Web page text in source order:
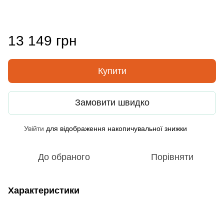
13 149 грн
Купити
Замовити швидко
Увійти для відображення накопичувальної знижки
До обраного Порівняти
Характеристики